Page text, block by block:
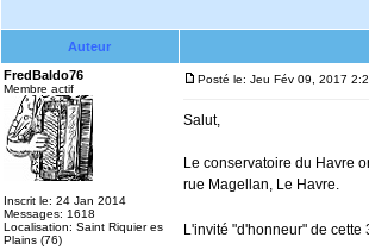
Auteur
FredBaldo76
Membre actif
Inscrit le: 24 Jan 2014
Messages: 1618
Localisation: Saint Riquier es
Plains (76)
Posté le: Jeu Fév 09, 2017
Salut,
Le conservatoire du Havre
rue Magellan, Le Havre.
L'invité "d'honneur" de